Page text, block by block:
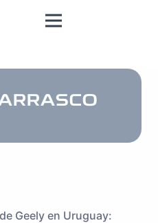
Geely en Uruguay: